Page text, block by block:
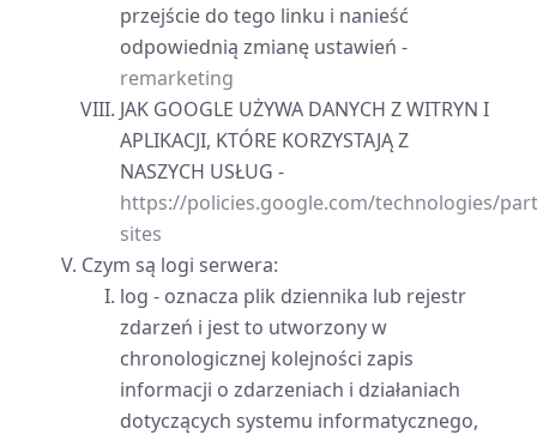
przejście do tego linku i nanieść
odpowiednią zmianę ustawień -
remarketing
JAK GOOGLE UŻYWA DANYCH Z WITRYN I
APLIKACJI, KTÓRE KORZYSTAJĄ Z
NASZYCH USŁUG -
https://policies.google.com/technologies/
sites
Czym są logi serwera:
log - oznacza plik dziennika lub rejestr
zdarzeń i jest to utworzony w
chronologicznej kolejności zapis
informacji o zdarzeniach i działaniach
dotyczących systemu informatycznego,